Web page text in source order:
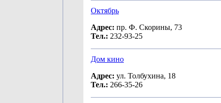
Октябрь
Адрес: пр. Ф. Скорины, 73
Тел.: 232-93-25
Дом кино
Адрес: ул. Толбухина, 18
Тел.: 266-35-26